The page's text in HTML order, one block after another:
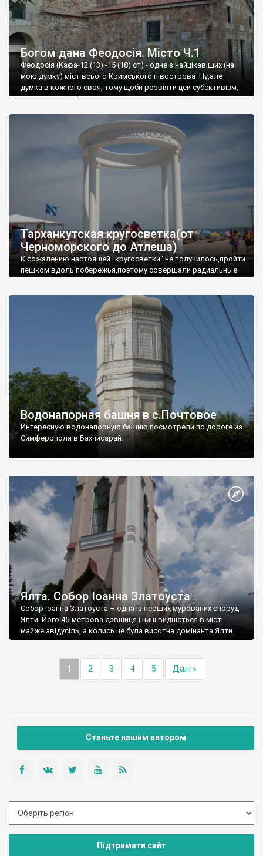
Богом дана Феодосія. Місто Ч.1
Феодосія (Кафа-12 (13) -15 (18) ст) - одне з найцікавіших (на
мою думку) міст всього Кримського півострова .Ну,але
думка в кожного своя, тому щоби розвіяти цей субєктивізм,
запрошую відвідати це
Тарханкутская кругосветка(от
Черноморского до Атлеша)
К сожалению настоящей "кругосветки" не получилось,пройти
пешком вдоль побережья,поэтому совершали радиальные
Водонапорная башня в с.Почтовое
Интересную водонапорную башню посмотрели по дороге из
Симферополя в Бахчисарай.
Ялта. Собор Іоанна Златоуста
Собор Іоанна Златоуста – одна із перших мурованих споруд
Ялти. Його 45-метрова дзвіниця і нині видніється в місті
майже звідусіль, а колись це була висотна домінанта Ялти.
1 2 3 4 5 Далі »
Станьте нашим автором
Підтримати сайт